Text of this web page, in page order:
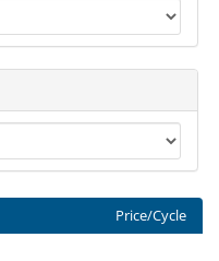
Price/Cycle